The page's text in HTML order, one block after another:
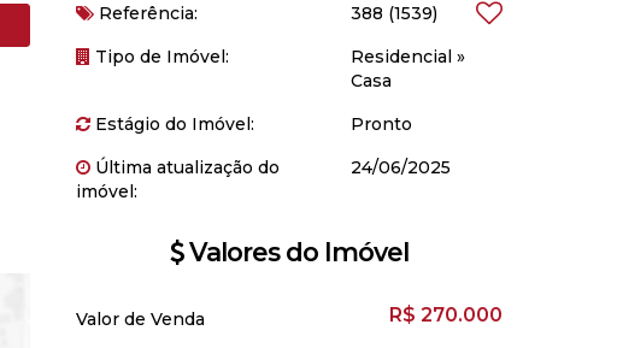
Referência: 388 (1539)
Tipo de Imóvel:
Residencial »
Casa
Estágio do Imóvel:
Pronto
Última atualização do
imóvel:
24/06/2025
Valores do Imóvel
R$ 270.000
Valor de Venda